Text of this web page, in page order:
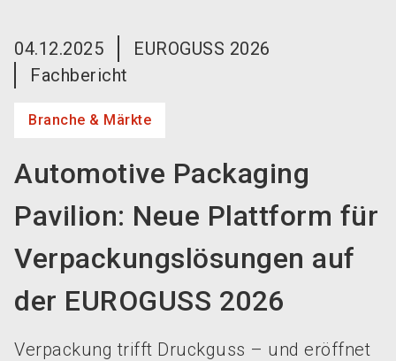
04.12.2025
EUROGUSS 2026
Fachbericht
Branche & Märkte
Automotive Packaging
Pavilion: Neue Plattform für
Verpackungslösungen auf
der EUROGUSS 2026
Verpackung trifft Druckguss – und eröffnet